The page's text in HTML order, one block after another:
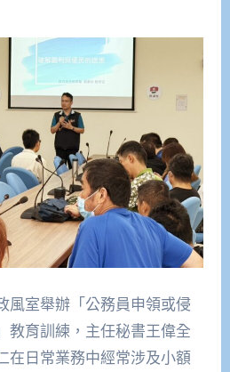
風室舉辦「公務員申領或侵
教育訓練，主任秘書王偉全
在日常業務中經常涉及小額